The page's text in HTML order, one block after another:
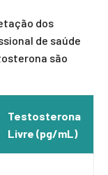
dos
de saúde
são
Testosterona
Livre (pg/mL)